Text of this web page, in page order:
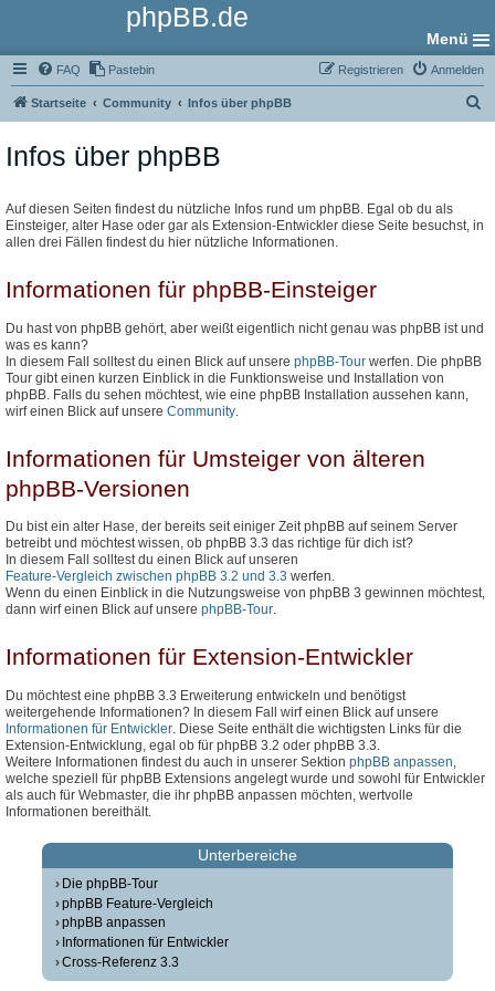
phpBB.de
Menü
FAQ Pastebin Anmelden
Registrieren
Startseite Community Infos über phpBB
Infos über phpBB
Auf diesen Seiten findest du nützliche Infos rund um phpBB. Egal ob du als
Einsteiger, alter Hase oder gar als Extension-Entwickler diese Seite besuchst, in
allen drei Fällen findest du hier nützliche Informationen.
Informationen für phpBB-Einsteiger
Du hast von phpBB gehört, aber weißt eigentlich nicht genau was phpBB ist und
was es kann?
In diesem Fall solltest du einen Blick auf unsere phpBB-Tour werfen. Die phpBB
Tour gibt einen kurzen Einblick in die Funktionsweise und Installation von
phpBB. Falls du sehen möchtest, wie eine phpBB Installation aussehen kann,
wirf einen Blick auf unsere Community
Informationen für Umsteiger von älteren
phpBB-Versionen
Du bist ein alter Hase, der bereits seit einiger Zeit phpBB auf seinem Server
betreibt und möchtest wissen, ob phpBB 3.3 das richtige für dich ist?
In diesem Fall solltest du einen Blick auf unseren
Feature-Vergleich zwischen phpBB 3.2 und 3.3 werfen.
Wenn du einen Einblick in die Nutzungsweise von phpBB 3 gewinnen möchtest,
dann wirf einen Blick auf unsere phpBB-Tour.
Informationen für Extension-Entwickler
Du möchtest eine phpBB 3.3 Erweiterung entwickeln und benötigst
weitergehende Informationen? In diesem Fall wirf einen Blick auf unsere
Informationen für Entwickler . Diese Seite enthält die wichtigsten Links für die
Extension-Entwicklung, egal ob für phpBB 3.2 oder phpBB 3.3.
Weitere Informationen findest du auch in unserer Sektion phpBB anpassen
welche speziell für phpBB Extensions angelegt wurde und sowohl für Entwickler
als auch für Webmaster, die ihr phpBB anpassen möchten, wertvolle
Informationen bereithält.
Unterbereiche
Die phpBB-Tour
phpBB Feature-Vergleich
phpBB anpassen
Informationen für Entwickler
Cross-Referenz 3.3